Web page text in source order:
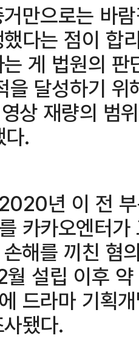
만으로는 바
다는 점이 합
게 법원의
을 달성하기
상 재량의 범
.
년 이 전
카카오엔터
해를 끼친 혐
설립 이후
드라마 기획
됐다.